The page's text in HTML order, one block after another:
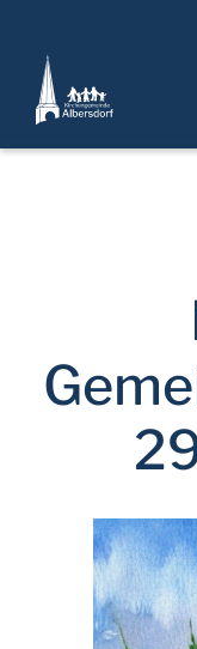
springen
Gruppen und
Kontakt